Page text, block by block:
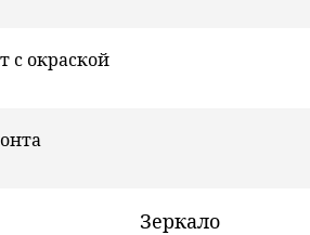
с окраской
Зеркало